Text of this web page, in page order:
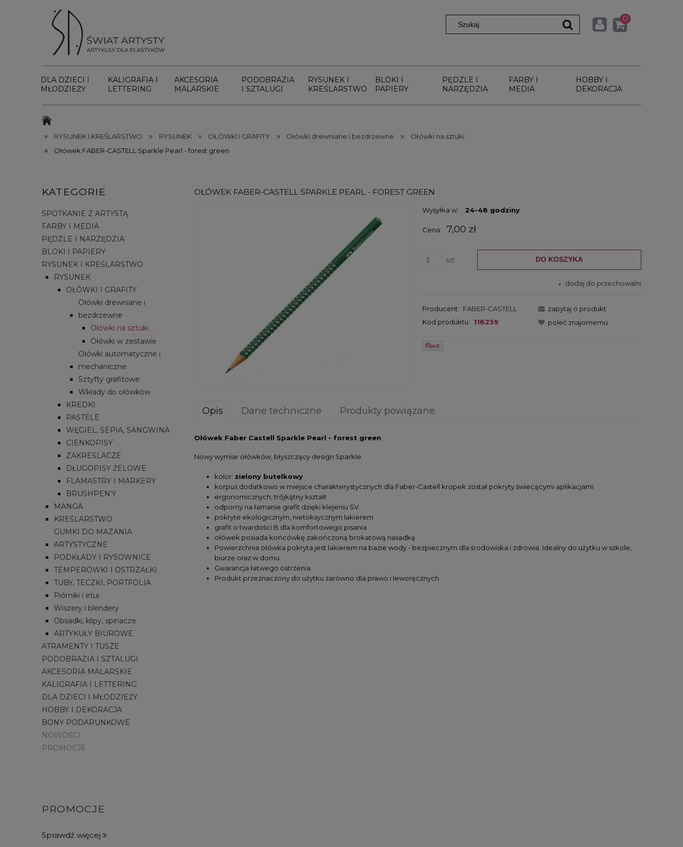
0
DLA DZIECI I
MŁODZIEŻY
KALIGRAFIA I
LETTERING
AKCESORIA
MALARSKIE
PODOBRAZIA
I SZTALUGI
RYSUNEK I
KREŚLARSTWO
BLOKI I
PAPIERY
PĘDZLE I
NARZĘDZIA
FARBY I
MEDIA
HOBBY I
DEKORACJA
» RYSUNEK I KREŚLARSTWO » RYSUNEK » OŁÓWKI I GRAFITY » Ołówki drewniane i bezdrzewne » Ołówki na sztuki
» Ołówek FABER-CASTELL Sparkle Pearl - forest green
KATEGORIE
SPOTKANIE Z ARTYSTĄ
FARBY I MEDIA
PĘDZLE I NARZĘDZIA
BLOKI I PAPIERY
RYSUNEK I KREŚLARSTWO
RYSUNEK
OŁÓWKI I GRAFITY
Ołówki drewniane i
bezdrzewne
Ołówki na sztuki
Ołówki w zestawie
Ołówki automatyczne i
mechaniczne
Sztyfty grafitowe
Wkłady do ołówków
KREDKI
PASTELE
WĘGIEL, SEPIA, SANGWINA
CIENKOPISY
ZAKREŚLACZE
DŁUGOPISY ŻELOWE
FLAMASTRY I MARKERY
BRUSHPEN'Y
MANGA
KREŚLARSTWO
GUMKI DO MAZANIA
ARTYSTYCZNE
PODKŁADY I RYSOWNICE
TEMPERÓWKI I OSTRZAŁKI
TUBY, TECZKI, PORTFOLIA
Piórniki i etui
Wiszery i blendery
Obsadki, klipy, spinacze
ARTYKUŁY BIUROWE
ATRAMENTY I TUSZE
PODOBRAZIA I SZTALUGI
AKCESORIA MALARSKIE
KALIGRAFIA I LETTERING
DLA DZIECI I MŁODZIEŻY
HOBBY I DEKORACJA
BONY PODARUNKOWE
NOWOŚCI
PROMOCJE
PROMOCJE
Sprawdź więcej
OŁÓWEK FABER-CASTELL SPARKLE PEARL - FOREST GREEN
Wysyłka w: 24-48 godziny
Cena: 7,00 zł
szt. DO KOSZYKA
dodaj do przechowalni
Producent: FABER-CASTELL
Kod produktu: 118239
zapytaj o produkt
poleć znajomemu
Opis Dane techniczne Produkty powiązane
Ołówek Faber Castell Sparkle Pearl - forest green
Nowy wymiar ołówków, błyszczący design Sparkle.
kolor: zielony butelkowy
korpus dodatkowo w miejsce charakterystycznych dla Faber-Castell kropek został pokryty świecącymi aplikacjami
ergonomicznych, trójkątny kształt
odporny na łamanie grafit dzięki klejeniu SV
pokryte ekologicznym, nietoksycznym lakierem
grafit o twardości B dla komfortowego pisania
ołówek posiada końcówkę zakończoną brokatową nasadką
Powierzchnia ołówka pokryta jest lakierem na bazie wody - bezpiecznym dla środowiska i zdrowia. Idealny do użytku w szkole,
biurze oraz w domu.
Gwarancja łatwego ostrzenia.
Produkt przeznaczony do użytku zarówno dla prawo i leworęcznych.